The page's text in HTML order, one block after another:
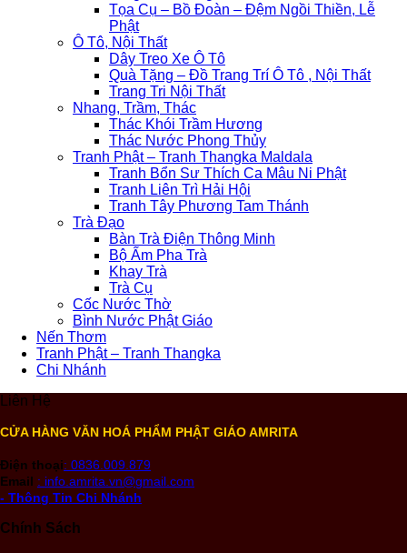
Tọa Cụ – Bồ Đoàn – Đệm Ngồi Thiền, Lễ
Phật
Ô Tô, Nội Thất
Dây Treo Xe Ô Tô
Quà Tặng – Đồ Trang Trí Ô Tô , Nội Thất
Trang Tri Nội Thất
Nhang, Trầm, Thác
Thác Khói Trầm Hương
Thác Nước Phong Thủy
Tranh Phật – Tranh Thangka Maldala
Tranh Bổn Sư Thích Ca Mâu Ni Phật
Tranh Liên Trì Hải Hội
Tranh Tây Phương Tam Thánh
Trà Đạo
Bàn Trà Điện Thông Minh
Bộ Ấm Pha Trà
Khay Trà
Trà Cụ
Cốc Nước Thờ
Bình Nước Phật Giáo
Nến Thơm
Tranh Phật – Tranh Thangka
Chi Nhánh
Liên Hệ
CỬA HÀNG VĂN HOÁ PHẨM PHẬT GIÁO AMRITA
Điện thoại: 0836.009.879
Email : info.amrita.vn@gmail.com
- Thông Tin Chi Nhánh
Chính Sách